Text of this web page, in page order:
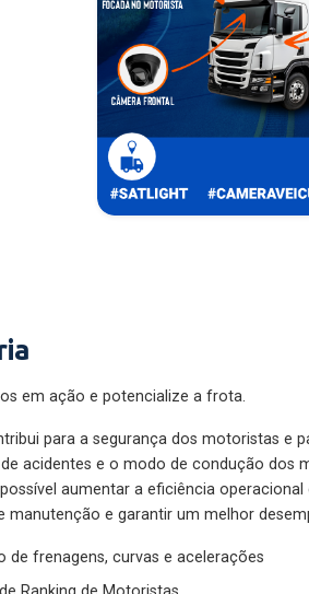
em ação e potencialize a frota.
para a segurança dos motoristas e
acidentes e o modo de condução dos
aumentar a eficiência
manutenção e garantir um melhor
de frenagens, curvas e acelerações
Ranking de Motoristas